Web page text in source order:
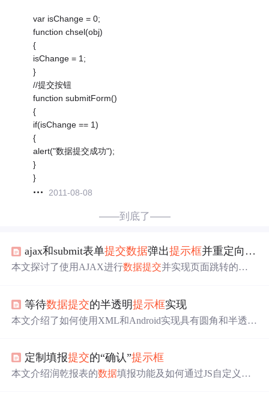
var isChange = 0;
function chsel(obj)
{
isChange = 1;
}
//提交按钮
function submitForm()
{
if(isChange == 1)
{
alert("数据提交成功");
}
}
2011-08-08
——到底了——
ajax和submit表单提交数据弹出提示框并重定向两种方式。
本文探讨了使用AJAX进行数据提交并实现页面跳转的技
法，为开发者提供了一个实用的解决方案。
等待数据提交的半透明提示框实现
本文介绍了如何使用XML和Android实现具有圆角和半透明
定制填报提交的“确认”提示框
本文介绍润乾报表的数据填报功能及如何通过JS自定义 提